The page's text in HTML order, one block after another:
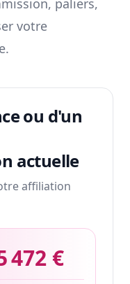
paliers,
votre
ou d'un
actuelle
affiliation
472 €